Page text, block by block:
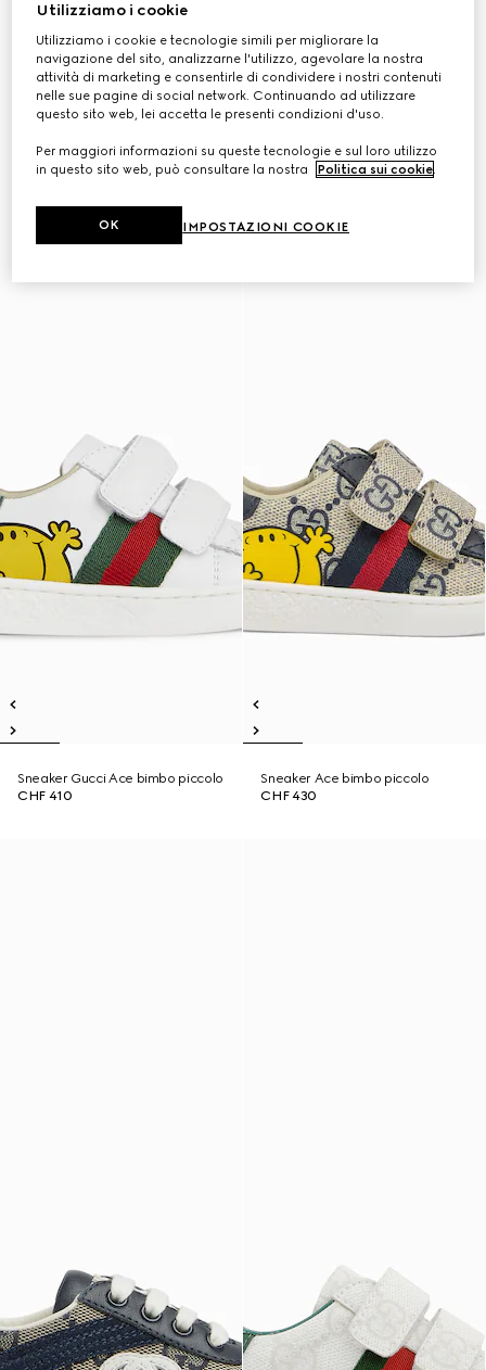
Sneaker Gucci Ace bimbo piccolo
CHF 410
Sneaker Ace bimbo piccolo
CHF 430
Utilizziamo i cookie
Utilizziamo i cookie e tecnologie simili per migliorare la
navigazione del sito, analizzarne l'utilizzo, agevolare la nostra
attività di marketing e consentirle di condividere i nostri contenuti
nelle sue pagine di social network. Continuando ad utilizzare
questo sito web, lei accetta le presenti condizioni d'uso.
Per maggiori informazioni su queste tecnologie e sul loro utilizzo
in questo sito web, può consultare la nostra
Politica sui cookie.
IMPOSTAZIONI COOKIE
OK